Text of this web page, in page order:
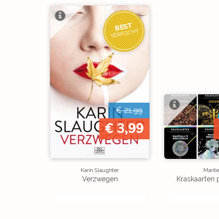
BEST
VERKOCHT
€ 21,99
€ 3,99
Karin Slaughter
Verzwegen Kraskaarten